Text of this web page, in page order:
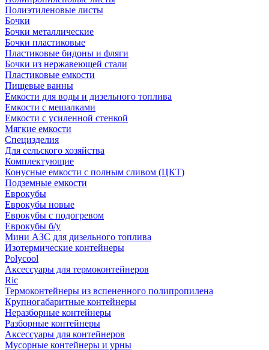
Полиэтиленовые листы
Бочки
Бочки металлические
Бочки пластиковые
Пластиковые бидоны и фляги
Бочки из нержавеющей стали
Пластиковые емкости
Пищевые ванны
Емкости для воды и дизельного топлива
Емкости с мешалками
Емкости с усиленной стенкой
Мягкие емкости
Специзделия
Для сельского хозяйства
Комплектующие
Конусные емкости с полным сливом (ЦКТ)
Подземные емкости
Еврокубы
Еврокубы новые
Еврокубы с подогревом
Еврокубы б/у
Мини АЗС для дизельного топлива
Изотермические контейнеры
Polycool
Аксессуары для термоконтейнеров
Ric
Термоконтейнеры из вспененного полипропилена
Крупногабаритные контейнеры
Неразборные контейнеры
Разборные контейнеры
Аксессуары для контейнеров
Мусорные контейнеры и урны